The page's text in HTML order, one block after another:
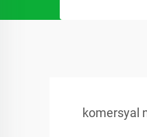
komersyal